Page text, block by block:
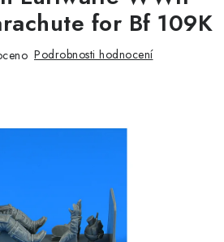
for Bf 109K
Podrobnosti hodnocení